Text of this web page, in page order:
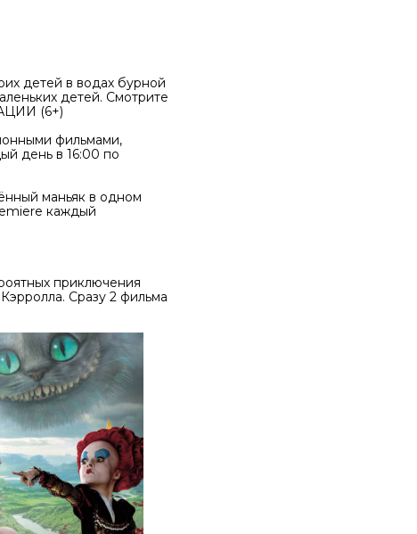
детей в водах бурной
детей. Смотрите
(6+)
фильмами,
день в 16:00 по
маньяк в одном
каждый
приключения
Сразу 2 фильма